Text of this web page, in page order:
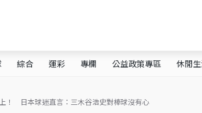
綜合 運彩 專欄 公益政策專區 休閒
！ 日本球迷直言：三木谷浩史對棒球沒有心